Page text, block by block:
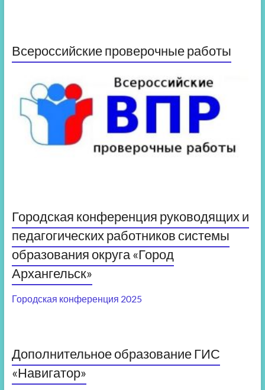
Всероссийские проверочные работы
Городская конференция руководящих и
педагогических работников системы
образования округа «Город
Архангельск»
Городская конференция 2025
Дополнительное образование ГИС
«Навигатор»